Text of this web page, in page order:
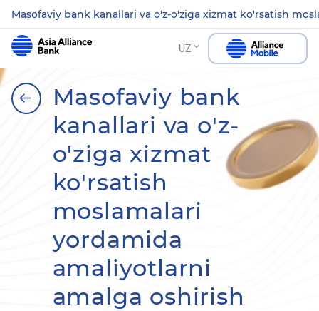
Masofaviy bank kanallari va o'z-o'ziga xizmat ko'rsatish
UZ
Masofaviy bank
kanallari va o'z-
o'ziga xizmat
ko'rsatish
moslamalari
yordamida
amaliyotlarni
amalga oshirish